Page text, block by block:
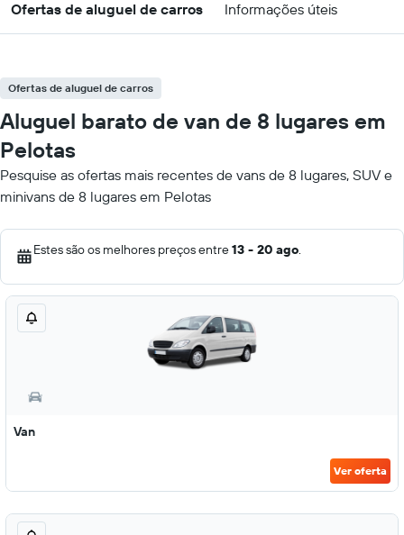
Ofertas de aluguel de carros Informações úteis
Ofertas de aluguel de carros
Aluguel barato de van de 8 lugares em
Pelotas
Pesquise as ofertas mais recentes de vans de 8 lugares, SUV e
minivans de 8 lugares em Pelotas
Estes são os melhores preços entre13 - 20 ago.
Van
Ver oferta